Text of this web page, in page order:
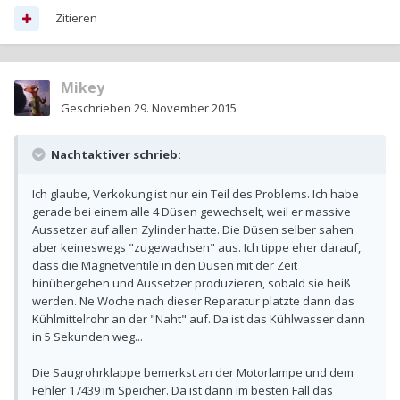
Zitieren
Mikey
Geschrieben 29. November 2015
Nachtaktiver schrieb:
Ich glaube, Verkokung ist nur ein Teil des Problems. Ich habe
gerade bei einem alle 4 Düsen gewechselt, weil er massive
Aussetzer auf allen Zylinder hatte. Die Düsen selber sahen
aber keineswegs "zugewachsen" aus. Ich tippe eher darauf,
dass die Magnetventile in den Düsen mit der Zeit
hinübergehen und Aussetzer produzieren, sobald sie heiß
werden. Ne Woche nach dieser Reparatur platzte dann das
Kühlmittelrohr an der "Naht" auf. Da ist das Kühlwasser dann
in 5 Sekunden weg...
Die Saugrohrklappe bemerkst an der Motorlampe und dem
Fehler 17439 im Speicher. Da ist dann im besten Fall das